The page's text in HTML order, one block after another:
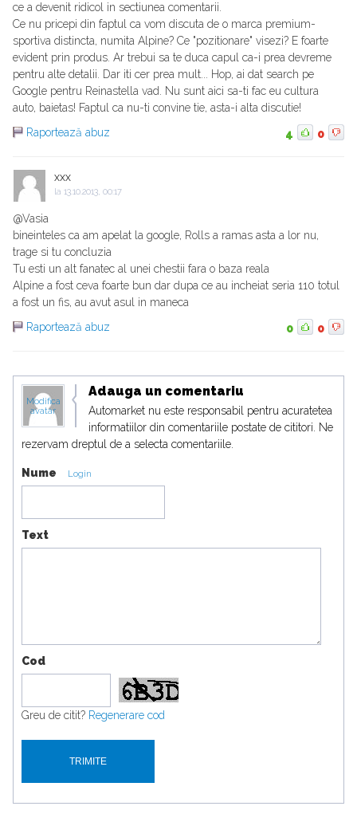
ce a devenit ridicol in sectiunea comentarii.
Ce nu pricepi din faptul ca vom discuta de o marca premium-
sportiva distincta, numita Alpine? Ce "pozitionare" visezi? E foarte
evident prin produs. Ar trebui sa te duca capul ca-i prea devreme
pentru alte detalii. Dar iti cer prea mult... Hop, ai dat search pe
Google pentru Reinastella vad. Nu sunt aici sa-ti fac eu cultura
auto, baietas! Faptul ca nu-ti convine tie, asta-i alta discutie!
Raportează abuz
4 0
xxx
la 13.10.2013, 00:17
@Vasia
bineinteles ca am apelat la google, Rolls a ramas asta a lor nu,
trage si tu concluzia
Tu esti un alt fanatec al unei chestii fara o baza reala
Alpine a fost ceva foarte bun dar dupa ce au incheiat seria 110 totul
a fost un fis, au avut asul in maneca
Raportează abuz
0 0
Modifica
avatar
Adauga un comentariu
Automarket nu este responsabil pentru acuratetea
informatiilor din comentariile postate de cititori. Ne
rezervam dreptul de a selecta comentariile.
Nume Login
Text
Cod
Greu de citit? Regenerare cod